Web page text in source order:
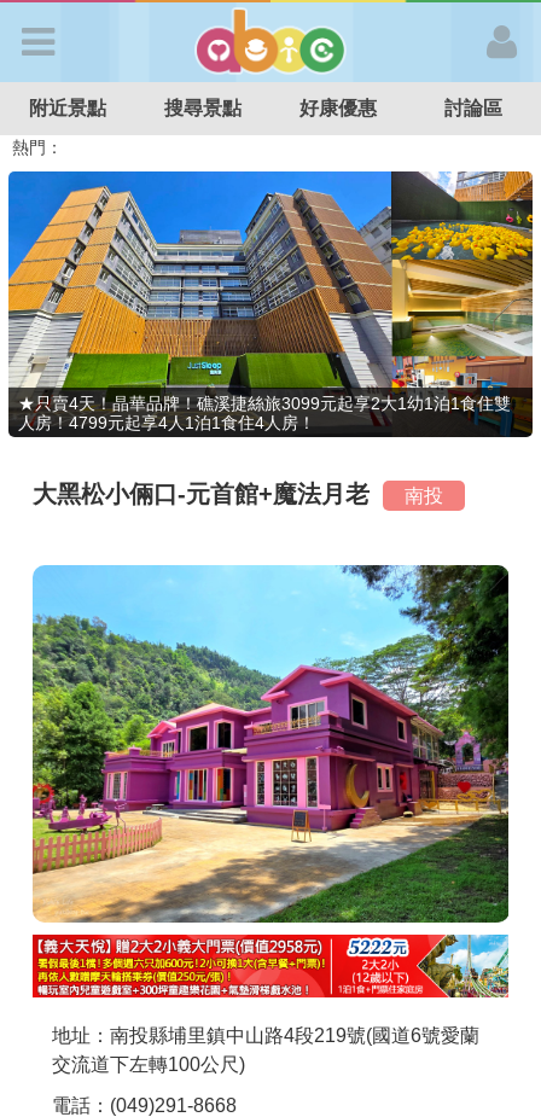
APP登入
首 頁
搜尋景點
好康優惠
最新消息
最新留言
推薦景點
討論區
聯絡我們
APP下載
附近景點 搜尋景點 好康優惠 討論區
熱門：
特色遊戲場
親子住房優惠 台北親子餐廳 溫泉泡湯SPA
★只賣4天！晶華品牌！礁溪捷絲旅3099元起享2大1幼1泊1食住雙
人房！4799元起享4人1泊1食住4人房！
大黑松小倆口-元首館+魔法月老 南投
地址：南投縣埔里鎮中山路4段219號(國道6號愛蘭
交流道下左轉100公尺)
電話：(049)291-8668